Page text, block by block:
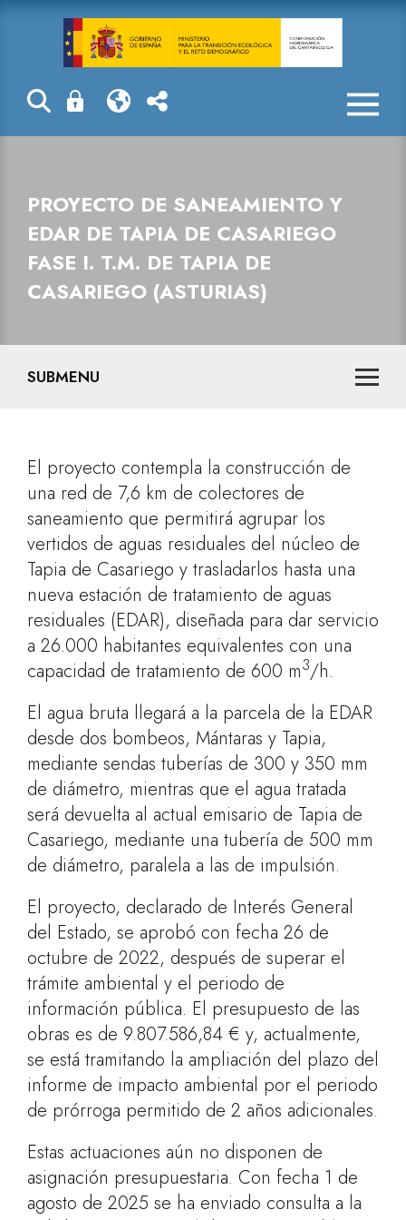
Proyecto de
PROYECTO DE SANEAMIENTO Y
EDAR DE TAPIA DE CASARIEGO
FASE I. T.M. DE TAPIA DE
CASARIEGO (ASTURIAS)
SUBMENU
El proyecto contempla la construcción de
una red de 7,6 km de colectores de
saneamiento que permitirá agrupar los
vertidos de aguas residuales del núcleo de
Tapia de Casariego y trasladarlos hasta una
nueva estación de tratamiento de aguas
residuales (EDAR), diseñada para dar servicio
a 26.000 habitantes equivalentes con una
capacidad de tratamiento de 600 m3/h.
El agua bruta llegará a la parcela de la EDAR
desde dos bombeos, Mántaras y Tapia,
mediante sendas tuberías de 300 y 350 mm
de diámetro, mientras que el agua tratada
será devuelta al actual emisario de Tapia de
Casariego, mediante una tubería de 500 mm
de diámetro, paralela a las de impulsión.
El proyecto, declarado de Interés General
del Estado, se aprobó con fecha 26 de
octubre de 2022, después de superar el
trámite ambiental y el periodo de
información pública. El presupuesto de las
obras es de 9.807.586,84 € y, actualmente,
se está tramitando la ampliación del plazo del
informe de impacto ambiental por el periodo
de prórroga permitido de 2 años adicionales.
Estas actuaciones aún no disponen de
asignación presupuestaria. Con fecha 1 de
agosto de 2025 se ha enviado consulta a la